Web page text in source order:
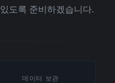
도록 준비하겠습니다.
데이터 보관